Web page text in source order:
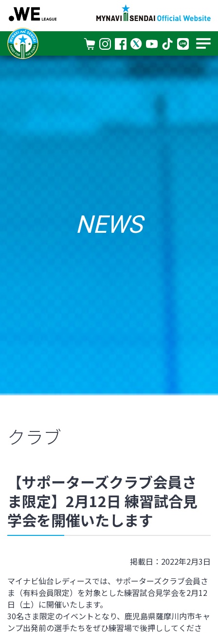
NEWS
クラブ
【サポーターズクラブ会員さ
ま限定】2月12日 練習試合見
学会を開催いたします
掲載日：2022年2月3日
マイナビ仙台レディースでは、サポーターズクラブ会員さ
ま（有料会員限定）を対象とした練習試合見学会を2月12
日（土）に開催いたします。
30名さま限定のイベントとなり、鹿児島県薩摩川内市キャ
ンプ出発前の選手たちをぜひ練習場で後押ししてくださ